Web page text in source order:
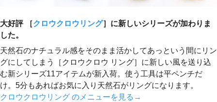
大好評 ［クロウクロウリング］に新しいシリーズが加わりま
した。
天然石のナチュラル感をそのまま活かしてあっという間にリン
グにしてしまう［クロウクロウ リング］に新しい風を送り込
む新シリーズ11アイテムが新入荷。使う工具は平ペンチだ
け。5分もあればお気に入り天然石がリングになります。
クロウクロウリング のメニューを見る→